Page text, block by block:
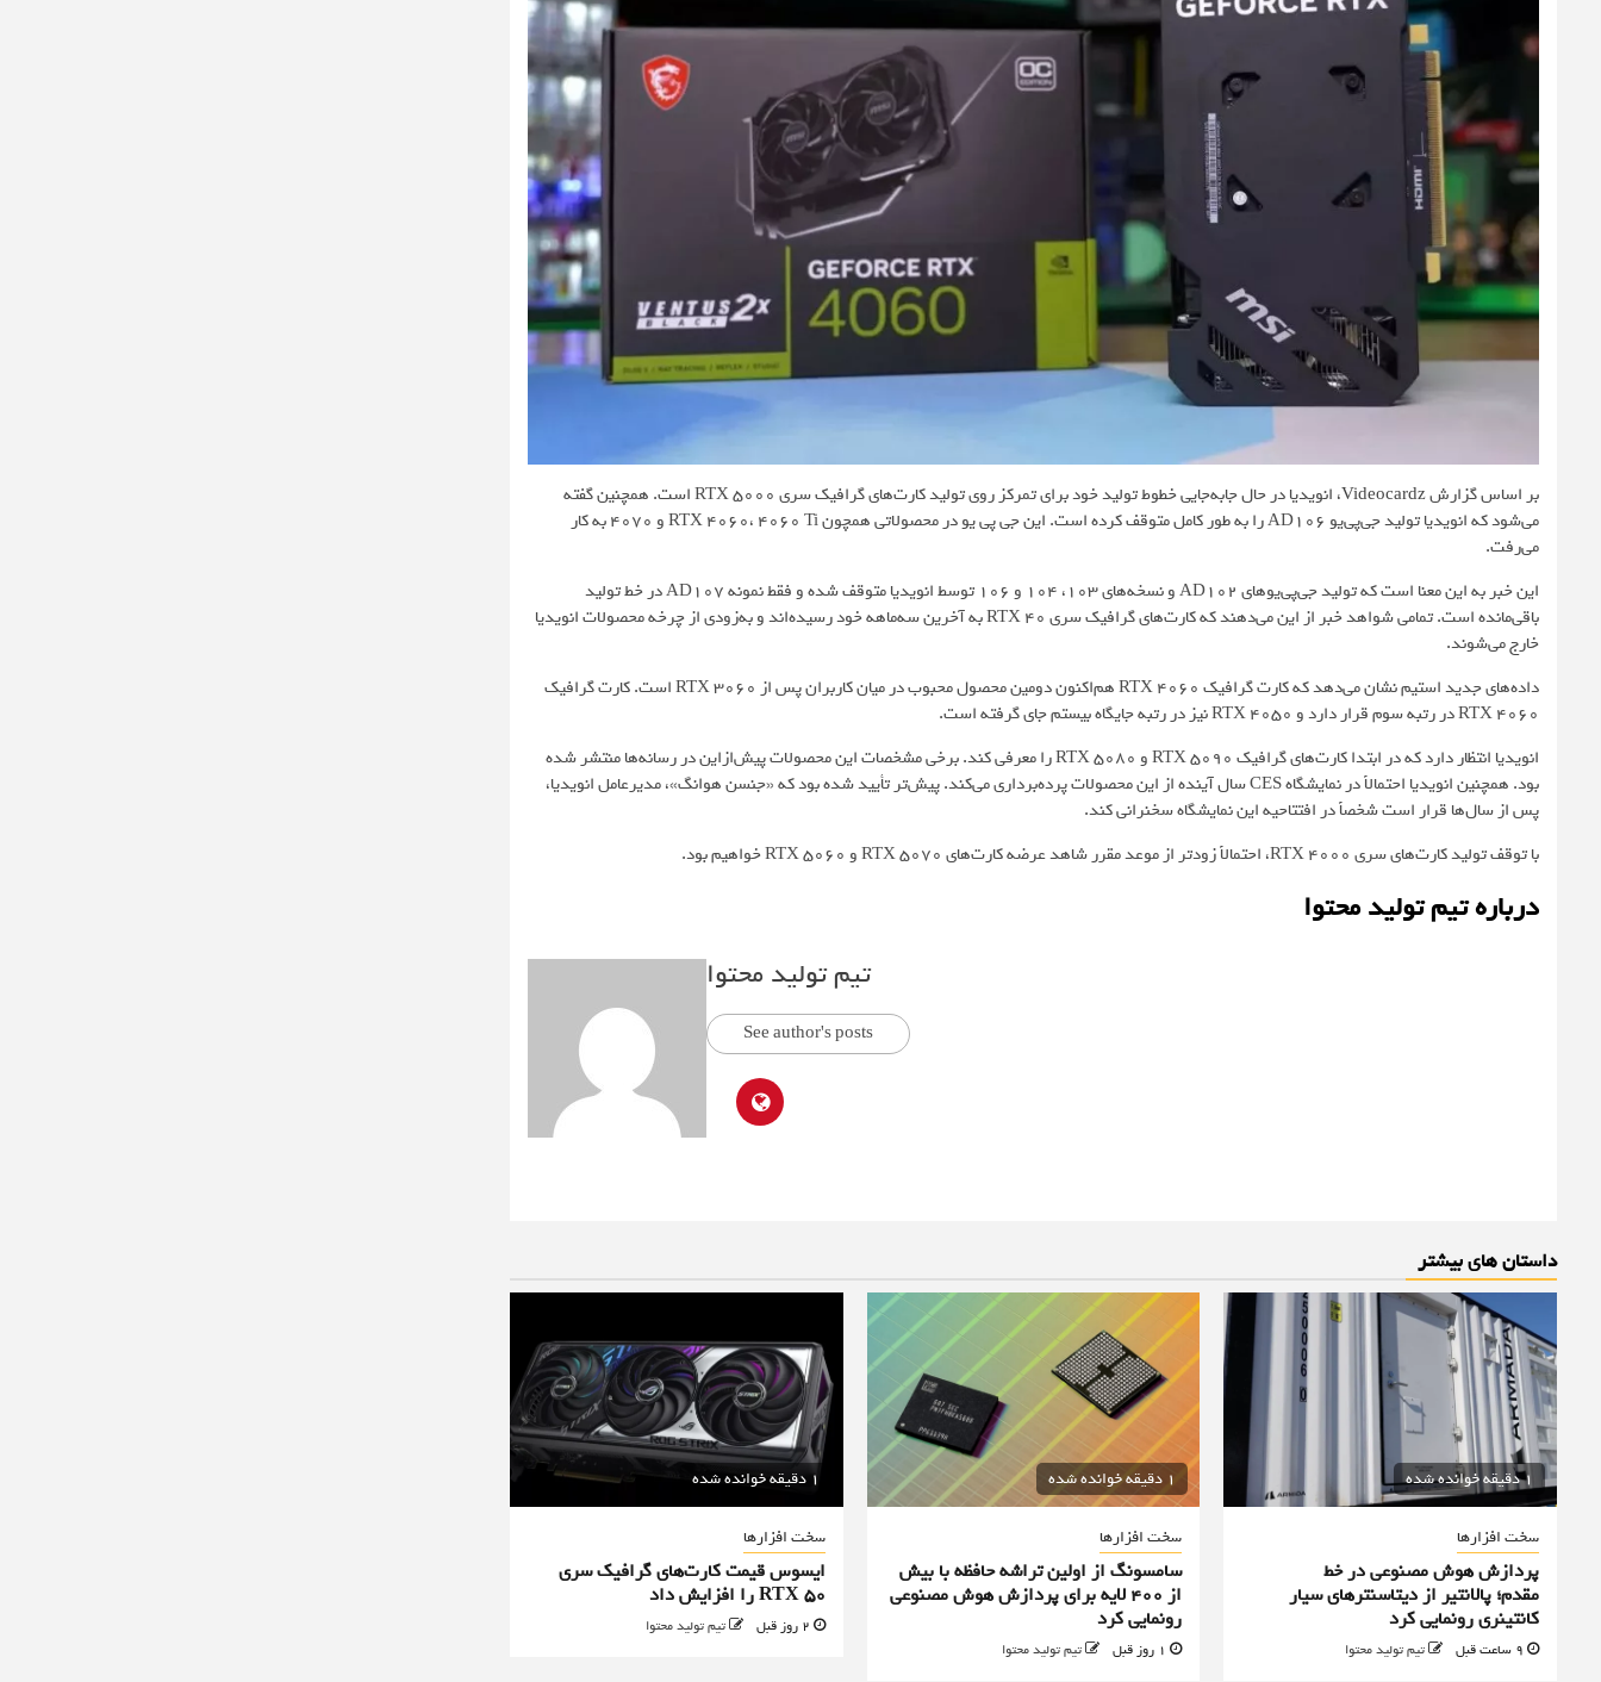
بر اساس گزارشVideocardz
، انویدیا در حال جابه‌جایی خطوط تولید خود برای تمرکز روی تولید کارت‌های گرافیک سری RTX 5000 است. همچنین گفته
می‌شود که انویدیا تولید جی‌پی‌یو AD106 را به طور کامل متوقف کرده است. این جی پی یو در محصولاتی همچون RTX 4060، 4060 Ti و ۴۰۷۰ به کار
می‌رفت.
این خبر به این معنا است که تولید جی‌پی‌یوهای AD102 و نسخه‌های ۱۰۳، ۱۰۴ و ۱۰۶ توسط انویدیا متوقف شده و فقط نمونه AD107 در خط تولید
باقی‌مانده است. تمامی شواهد خبر از این می‌دهند که کارت‌های گرافیک سری RTX 40 به آخرین سه‌ماهه خود رسیده‌اند و به‌زودی از چرخه محصولات انویدیا
خارج می‌شوند.
داده‌های جدید استیم نشان می‌دهد که کارت گرافیک RTX 4060 هم‌اکنون دومین محصول محبوب در میان کاربران پس از RTX 3060 است. کارت گرافیک
RTX 4060 در رتبه سوم قرار دارد و RTX 4050 نیز در رتبه جایگاه بیستم جای گرفته است.
انویدیا انتظار دارد که در ابتدا کارت‌های گرافیک RTX 5090 و RTX 5080 را معرفی کند. برخی مشخصات این محصولات پیش‌ازاین در رسانه‌ها منتشر شده
بود. همچنین انویدیا احتمالاً در نمایشگاه CES سال آینده از این محصولات پرده‌برداری می‌کند. پیش‌تر تأیید شده بود که «جنسن هوانگ»، مدیرعامل انویدیا،
پس از سال‌ها قرار است شخصاً در افتتاحیه این نمایشگاه سخنرانی کند.
با توقف تولید کارت‌های سری RTX 4000، احتمالاً زودتر از موعد مقرر شاهد عرضه کارت‌های RTX 5070 و RTX 5060 خواهیم بود.
درباره تیم تولید محتوا
تیم تولید محتوا
See author's posts
داستان های بیشتر
1 دقیقه خوانده شده
سخت افزارها
پردازش هوش مصنوعی در خط
مقدم؛ پالانتیر از دیتاسنترهای سیار
کانتینری رونمایی کرد
تیم تولید محتوا
1 دقیقه خوانده شده
سخت افزارها
سامسونگ از اولین تراشه حافظه با بیش
از ۴۰۰ لایه برای پردازش هوش مصنوعی
رونمایی کرد
1 روز قبل تیم تولید محتوا
1 دقیقه خوانده شده
سخت افزارها
ایسوس قیمت کارت‌های گرافیک سری
RTX 50 را افزایش داد
تیم تولید محتوا